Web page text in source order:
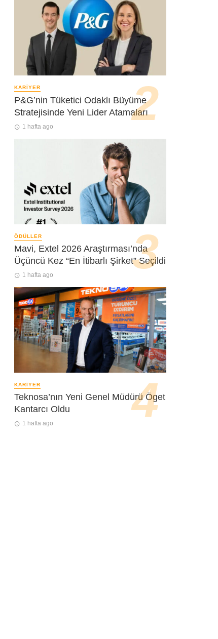
KARIYER
P&G’nin Tüketici Odaklı Büyüme
Stratejisinde Yeni Lider Atamaları
1 hafta ago
ÖDÜLLER
Mavi, Extel 2026 Araştırması’nda
Üçüncü Kez “En İtibarlı Şirket” Seçildi
1 hafta ago
KARIYER
Teknosa’nın Yeni Genel Müdürü Öget
Kantarcı Oldu
1 hafta ago